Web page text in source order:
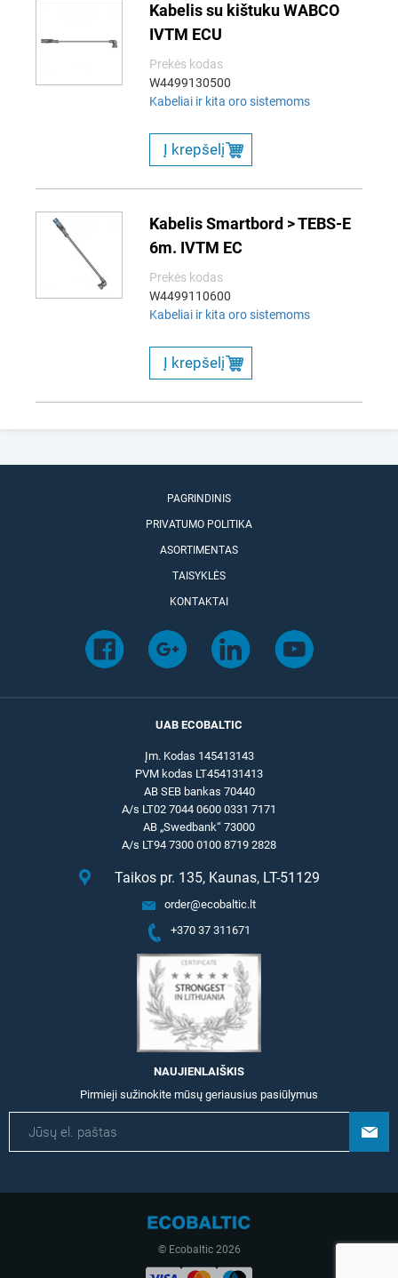
Kabelis su kištuku WABCO
IVTM ECU
Prekės kodas
W4499130500
Kabeliai ir kita oro sistemoms
Į krepšelį
Kabelis Smartbord > TEBS-E
6m. IVTM EC
Prekės kodas
W4499110600
Kabeliai ir kita oro sistemoms
Į krepšelį
PAGRINDINIS
PRIVATUMO POLITIKA
ASORTIMENTAS
TAISYKLĖS
KONTAKTAI
UAB ECOBALTIC
Įm. Kodas 145413143
PVM kodas LT454131413
AB SEB bankas 70440
A/s LT02 7044 0600 0331 7171
AB „Swedbank“ 73000
A/s LT94 7300 0100 8719 2828
Taikos pr. 135, Kaunas, LT-51129
order@ecobaltic.lt
+370 37 311671
NAUJIENLAIŠKIS
Pirmieji sužinokite mūsų geriausius pasiūlymus
© Ecobaltic 2026